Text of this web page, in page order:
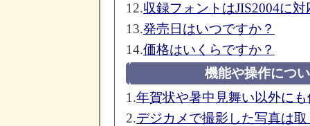
12.収録フォントはJIS2004に
13.発売日はいつですか？
14.価格はいくらですか？
機能や操作につ
1.年賀状や暑中見舞い以外に
2.デジカメで撮影した写真は